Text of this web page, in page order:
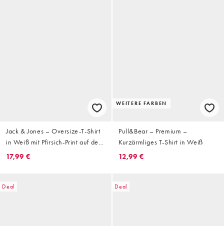
Jack & Jones – Oversize-T-Shirt
in Weiß mit Pfirsich-Print auf dem
Rücken
17,99 €
WEITERE FARBEN
Pull&Bear – Premium –
Kurzärmliges T-Shirt in Weiß
12,99 €
Deal Deal